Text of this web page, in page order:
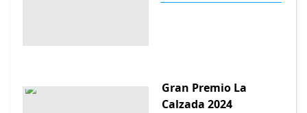
Gran Premio La
Calzada 2024